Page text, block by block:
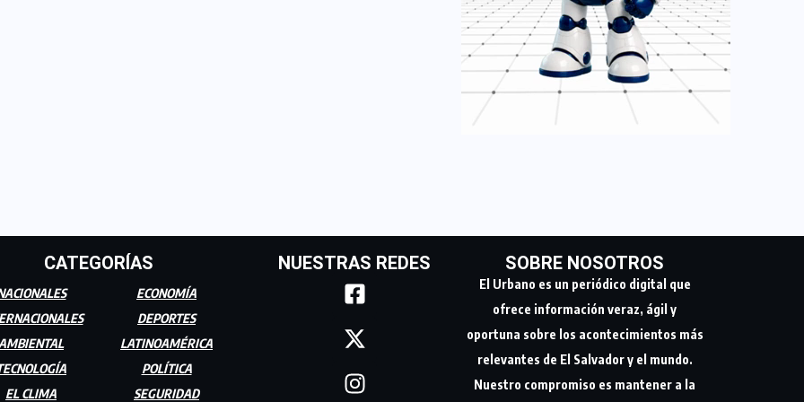
CATEGORÍAS
EL CLIMA
ECONOMÍA
DEPORTES
LATINOAMÉRICA
POLÍTICA
SEGURIDAD
NUESTRAS REDES SOBRE NOSOTROS
El Urbano es un periódico digital que
ofrece información veraz, ágil y
oportuna sobre los acontecimientos más
relevantes de El Salvador y el mundo.
Nuestro compromiso es mantener a la